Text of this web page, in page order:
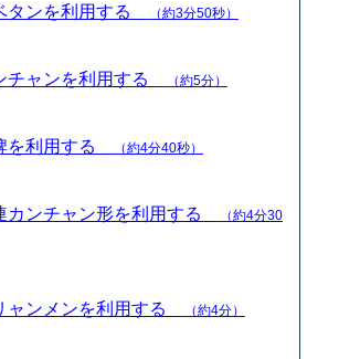
タンを利用する （約3分50秒）
チャンを利用する （約5分）
を利用する （約4分40秒）
カンチャン形を利用する
（約4分30
ャンメンを利用する （約4分）